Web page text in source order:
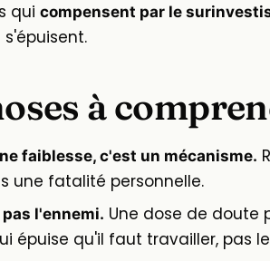
qui compensent par le
à
faiblesse, c'est un mécanisme.
une fatalité personnelle.
l'ennemi. Une dose de doute
épuise qu'il faut travailler, pas